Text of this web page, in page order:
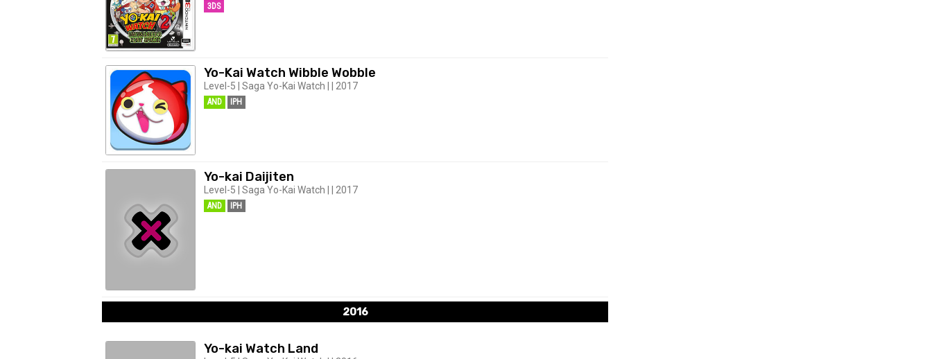
3DS
Yo-Kai Watch Wibble Wobble
Level-5 | Saga Yo-Kai Watch | | 2017
AND IPH
Yo-kai Daijiten
Level-5 | Saga Yo-Kai Watch | | 2017
AND IPH
2016
Yo-kai Watch Land